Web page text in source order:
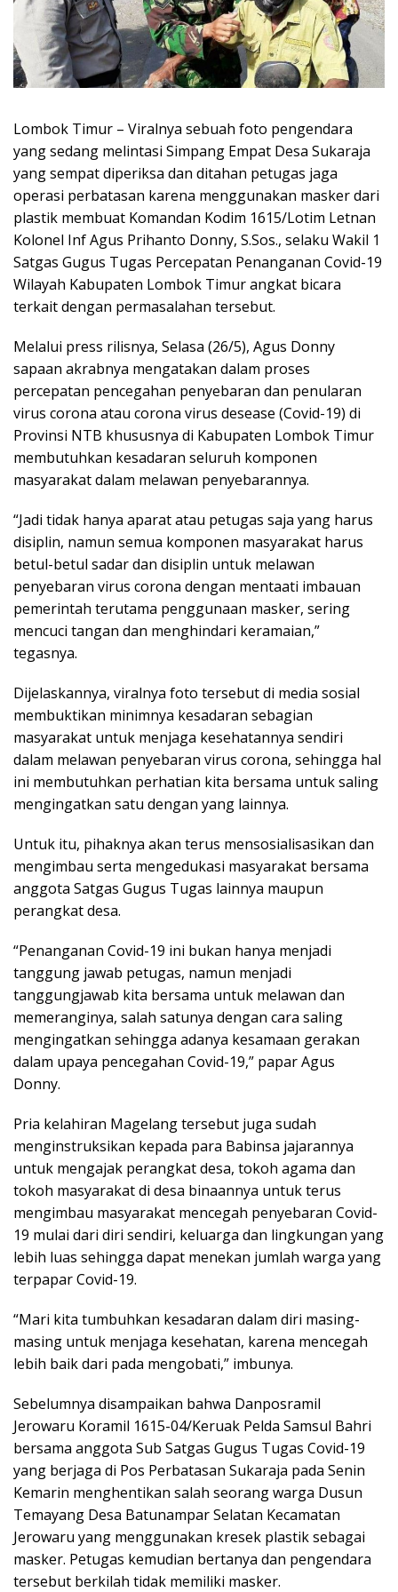
Lombok Timur – Viralnya sebuah foto pengendara
yang sedang melintasi Simpang Empat Desa Sukaraja
yang sempat diperiksa dan ditahan petugas jaga
operasi perbatasan karena menggunakan masker dari
plastik membuat Komandan Kodim 1615/Lotim Letnan
Kolonel Inf Agus Prihanto Donny, S.Sos., selaku Wakil 1
Satgas Gugus Tugas Percepatan Penanganan Covid-19
Wilayah Kabupaten Lombok Timur angkat bicara
terkait dengan permasalahan tersebut.
Melalui press rilisnya, Selasa (26/5), Agus Donny
sapaan akrabnya mengatakan dalam proses
percepatan pencegahan penyebaran dan penularan
virus corona atau corona virus desease (Covid-19) di
Provinsi NTB khususnya di Kabupaten Lombok Timur
membutuhkan kesadaran seluruh komponen
masyarakat dalam melawan penyebarannya.
“Jadi tidak hanya aparat atau petugas saja yang harus
disiplin, namun semua komponen masyarakat harus
betul-betul sadar dan disiplin untuk melawan
penyebaran virus corona dengan mentaati imbauan
pemerintah terutama penggunaan masker, sering
mencuci tangan dan menghindari keramaian,”
tegasnya.
Dijelaskannya, viralnya foto tersebut di media sosial
membuktikan minimnya kesadaran sebagian
masyarakat untuk menjaga kesehatannya sendiri
dalam melawan penyebaran virus corona, sehingga hal
ini membutuhkan perhatian kita bersama untuk saling
mengingatkan satu dengan yang lainnya.
Untuk itu, pihaknya akan terus mensosialisasikan dan
mengimbau serta mengedukasi masyarakat bersama
anggota Satgas Gugus Tugas lainnya maupun
perangkat desa.
“Penanganan Covid-19 ini bukan hanya menjadi
tanggung jawab petugas, namun menjadi
tanggungjawab kita bersama untuk melawan dan
memeranginya, salah satunya dengan cara saling
mengingatkan sehingga adanya kesamaan gerakan
dalam upaya pencegahan Covid-19,” papar Agus
Donny.
Pria kelahiran Magelang tersebut juga sudah
menginstruksikan kepada para Babinsa jajarannya
untuk mengajak perangkat desa, tokoh agama dan
tokoh masyarakat di desa binaannya untuk terus
mengimbau masyarakat mencegah penyebaran Covid-
19 mulai dari diri sendiri, keluarga dan lingkungan yang
lebih luas sehingga dapat menekan jumlah warga yang
terpapar Covid-19.
“Mari kita tumbuhkan kesadaran dalam diri masing-
masing untuk menjaga kesehatan, karena mencegah
lebih baik dari pada mengobati,” imbunya.
Sebelumnya disampaikan bahwa Danposramil
Jerowaru Koramil 1615-04/Keruak Pelda Samsul Bahri
bersama anggota Sub Satgas Gugus Tugas Covid-19
yang berjaga di Pos Perbatasan Sukaraja pada Senin
Kemarin menghentikan salah seorang warga Dusun
Temayang Desa Batunampar Selatan Kecamatan
Jerowaru yang menggunakan kresek plastik sebagai
masker. Petugas kemudian bertanya dan pengendara
tersebut berkilah tidak memiliki masker.